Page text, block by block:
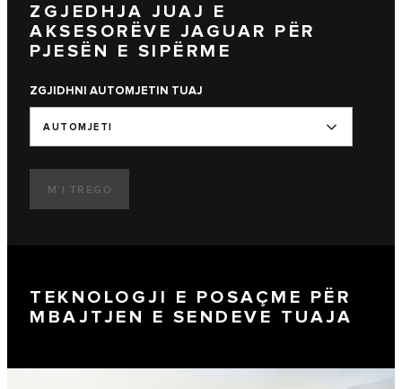
ZGJEDHJA JUAJ E
AKSESORËVE JAGUAR PËR
PJESËN E SIPËRME
ZGJIDHNI AUTOMJETIN TUAJ
AUTOMJETI
M’I TREGO
TEKNOLOGJI E POSAÇME PËR
MBAJTJEN E SENDEVE TUAJA